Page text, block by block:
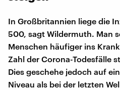
In Großbritannien liege die
500, sagt Wildermuth. Man
Menschen häufiger ins
Zahl der Corona-Todesfälle
Dies geschehe jedoch auf
Niveau als bei der letzten